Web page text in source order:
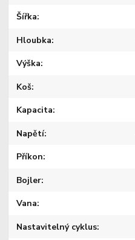
Šířka
Hloubka
Výška
Koš
Kapacita
Napětí
Příkon
Bojler
Vana
Nastavitelný cyklus